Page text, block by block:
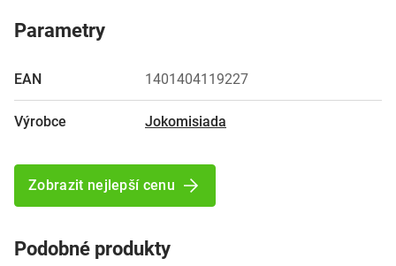
Parametry
EAN 1401404119227
Výrobce Jokomisiada
Zobrazit nejlepší cenu
Podobné produkty